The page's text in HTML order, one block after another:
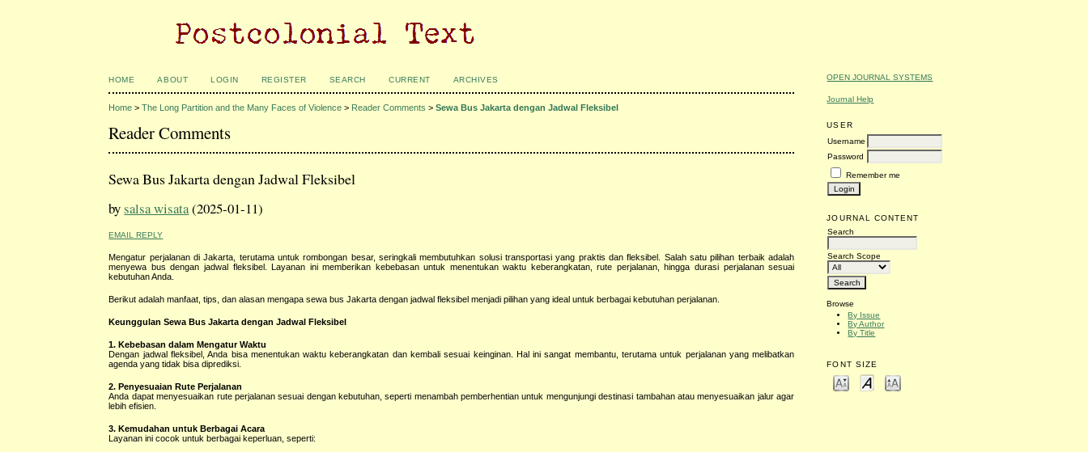
OPEN JOURNAL SYSTEMS
Journal Help
USER
Username
Password
Remember me
JOURNAL CONTENT
Search
Search Scope
Browse
By Issue
By Author
By Title
FONT SIZE
HOME ABOUT LOGIN REGISTER SEARCH CURRENT ARCHIVES
Home >The Long Partition and the Many Faces of Violence > Reader Comments >Sewa Bus Jakarta dengan Jadwal Fleksibel
Reader Comments
Sewa Bus Jakarta dengan Jadwal Fleksibel
bysalsa wisata(2025-01-11)
EMAIL REPLY
Mengatur perjalanan di Jakarta, terutama untuk rombongan besar, seringkali membutuhkan solusi transportasi yang praktis dan fleksibel. Salah satu pilihan terbaik adalah
menyewa bus dengan jadwal fleksibel. Layanan ini memberikan kebebasan untuk menentukan waktu keberangkatan, rute perjalanan, hingga durasi perjalanan sesuai
kebutuhan Anda.
Berikut adalah manfaat, tips, dan alasan mengapa sewa bus Jakarta dengan jadwal fleksibel menjadi pilihan yang ideal untuk berbagai kebutuhan perjalanan.
Keunggulan Sewa Bus Jakarta dengan Jadwal Fleksibel
1. Kebebasan dalam Mengatur Waktu
Dengan jadwal fleksibel, Anda bisa menentukan waktu keberangkatan dan kembali sesuai keinginan. Hal ini sangat membantu, terutama untuk perjalanan yang melibatkan
agenda yang tidak bisa diprediksi.
2. Penyesuaian Rute Perjalanan
Anda dapat menyesuaikan rute perjalanan sesuai dengan kebutuhan, seperti menambah pemberhentian untuk mengunjungi destinasi tambahan atau menyesuaikan jalur agar
lebih efisien.
3. Kemudahan untuk Berbagai Acara
Layanan ini cocok untuk berbagai keperluan, seperti: